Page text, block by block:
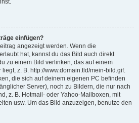
einfügen?
angezeigt werden. Wenn die
hat, kannst du das Bild auch direkt
zu einem Bild verlinken, das auf einem
z. B. http://www.domain.tld/mein-bild.gif.
die sich auf deinem eigenen PC befinden
Server), noch zu Bildern, die nur nach
z. B. Hotmail- oder Yahoo-Mailboxen, mit
usw. Um das Bild anzuzeigen, benutze den